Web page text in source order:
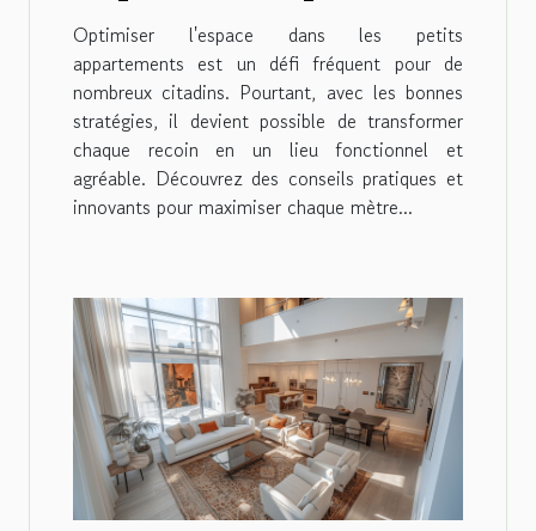
appartements
Optimiser l'espace dans les petits
appartements est un défi fréquent pour de
nombreux citadins. Pourtant, avec les bonnes
stratégies, il devient possible de transformer
chaque recoin en un lieu fonctionnel et
agréable. Découvrez des conseils pratiques et
innovants pour maximiser chaque mètre...